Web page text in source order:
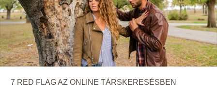
7 RED FLAG AZ ONLINE TÁRSKERESÉSBEN